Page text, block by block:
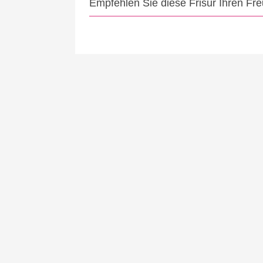
Empfehlen Sie diese Frisur Ihren